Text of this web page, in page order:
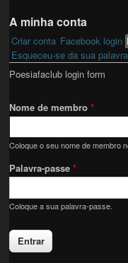
A minha conta
Primary tabs
Criar conta Facebook login
Esqueceu-se da sua
Poesiafaclub login form
Nome de membro*
Coloque o seu nome de membro
Palavra-passe*
Coloque a sua palavra-passe.